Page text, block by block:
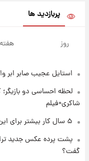
۱ روز پیش
۱ روز پیش
پربازدید ها
روز هفته
استایل عجیب صابر ابر
لحظه احساسی دو
شاکری+فیلم
۵ سال کار بیشتر برای این گروه از متقاضیان بازنشستگی
پشت پرده عکس جدید
گفت؟